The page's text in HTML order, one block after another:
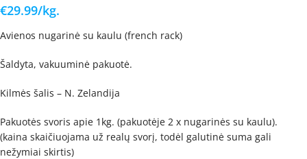
€29.99/kg.
Avienos nugarinė su kaulu (french rack)
Šaldyta, vakuuminė pakuotė.
Kilmės šalis – N. Zelandija
Pakuotės svoris apie 1kg. (pakuotėje 2 x nugarinės su kaulu).
(kaina skaičiuojama už realų svorį, todėl galutinė suma gali
nežymiai skirtis)